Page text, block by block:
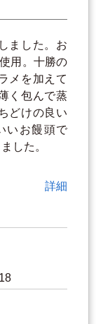
ました。お
用。十勝の
メを加えて
く包んで蒸
どけの良い
いお饅頭で
した。
詳細